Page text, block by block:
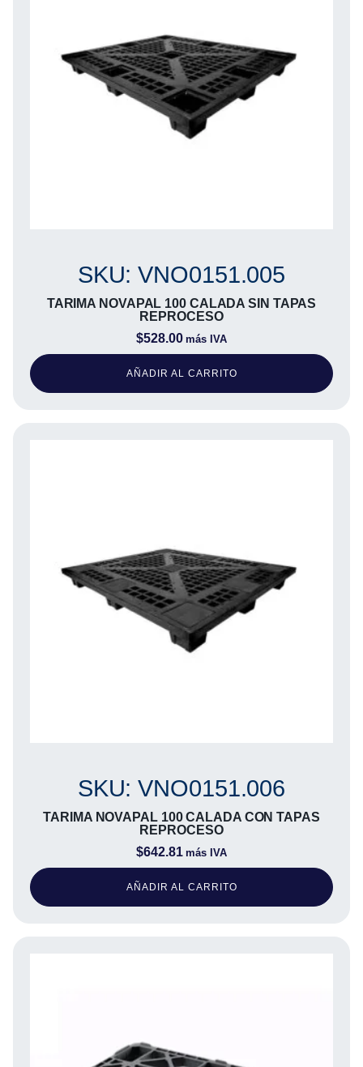
SKU: VNO0151.005
TARIMA NOVAPAL 100 CALADA SIN TAPAS
REPROCESO
$528.00 más IVA
AÑADIR AL CARRITO
SKU: VNO0151.006
TARIMA NOVAPAL 100 CALADA CON TAPAS
REPROCESO
$642.81 más IVA
AÑADIR AL CARRITO